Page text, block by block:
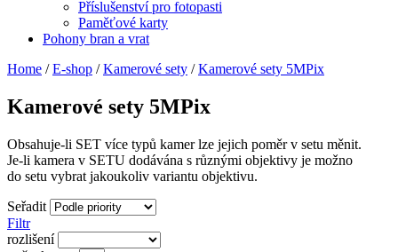
Příslušenství pro fotopasti
Paměťové karty
Pohony bran a vrat
Home / E-shop / Kamerové sety / Kamerové sety 5MPix
Kamerové sety 5MPix
Obsahuje-li SET více typů kamer lze jejich poměr v setu měnit.
Je-li kamera v SETU dodávána s různými objektivy je možno
do setu vybrat jakoukoliv variantu objektivu.
Seřadit
Filtr
rozlišení